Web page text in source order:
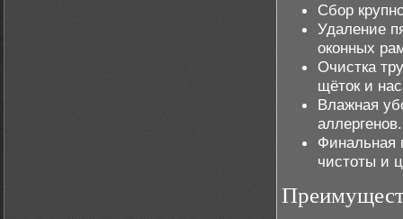
Сбор
Удаление
оконных
Очистка
щёток и
Влажная
аллергенов.
Финальная
чистоты и